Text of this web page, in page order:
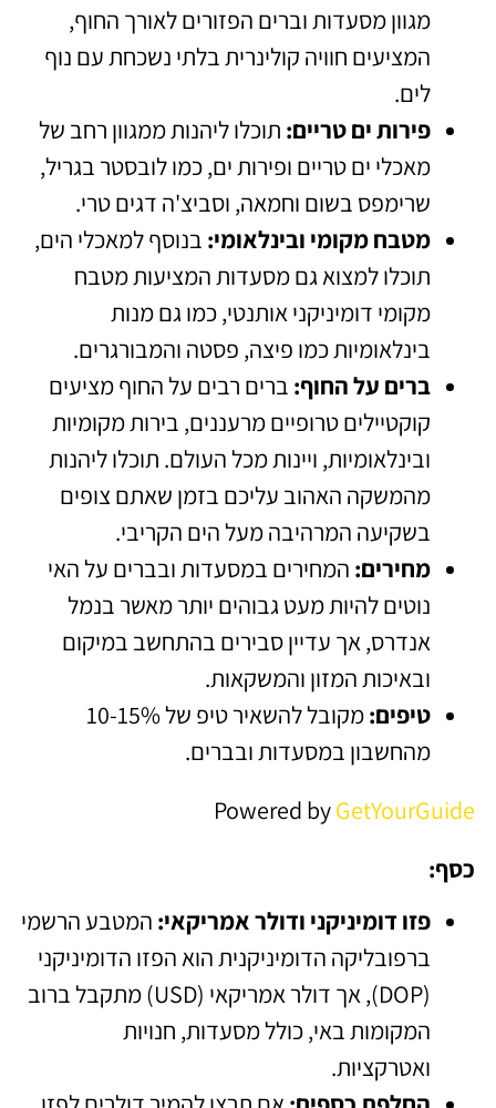
מגוון מסעדות וברים הפזורים לאורך החוף,
המציעים חוויה קולינרית בלתי נשכחת עם נוף
לים.
פירות ים טריים: תוכלו ליהנות ממגוון רחב של
מאכלי ים טריים ופירות ים, כמו לובסטר בגריל,
שרימפס בשום וחמאה, וסביצ'ה דגים טרי.
מטבח מקומי ובינלאומי: בנוסף למאכלי הים,
תוכלו למצוא גם מסעדות המציעות מטבח
מקומי דומיניקני אותנטי, כמו גם מנות
בינלאומיות כמו פיצה, פסטה והמבורגרים.
ברים על החוף: ברים רבים על החוף מציעים
קוקטיילים טרופיים מרעננים, בירות מקומיות
ובינלאומיות, ויינות מכל העולם. תוכלו ליהנות
מהמשקה האהוב עליכם בזמן שאתם צופים
בשקיעה המרהיבה מעל הים הקריבי.
מחירים: המחירים במסעדות ובברים על האי
נוטים להיות מעט גבוהים יותר מאשר בנמל
אנדרס, אך עדיין סבירים בהתחשב במיקום
ובאיכות המזון והמשקאות.
טיפים:
מקובל להשאיר טיפ של 10-15%
מהחשבון במסעדות ובברים.
Powered byGetYourGuide
כסף:
פזו דומיניקני ודולר אמריקאי: המטבע הרשמי
ברפובליקה הדומיניקנית הוא הפזו הדומיניקני
(DOP), אך דולר אמריקאי (USD) מתקבל ברוב
המקומות באי, כולל מסעדות, חנויות
ואטרקציות.